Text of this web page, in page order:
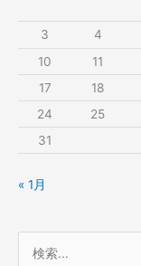
話。
の
話。
3
4
10
11
17
18
24
25
31
« 1月